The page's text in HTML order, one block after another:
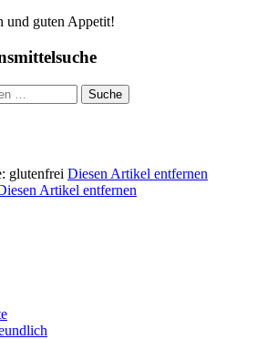
und guten Appetit!
Suche
glutenfrei Diesen Artikel entfernen
Artikel entfernen